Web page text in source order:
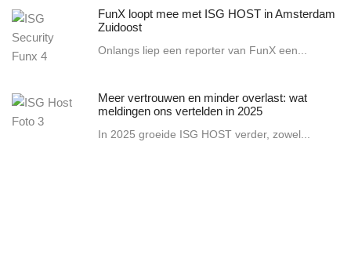
FunX loopt mee met ISG HOST in Amsterdam
Zuidoost
Onlangs liep een reporter van FunX een...
Meer vertrouwen en minder overlast: wat
meldingen ons vertelden in 2025
In 2025 groeide ISG HOST verder, zowel...